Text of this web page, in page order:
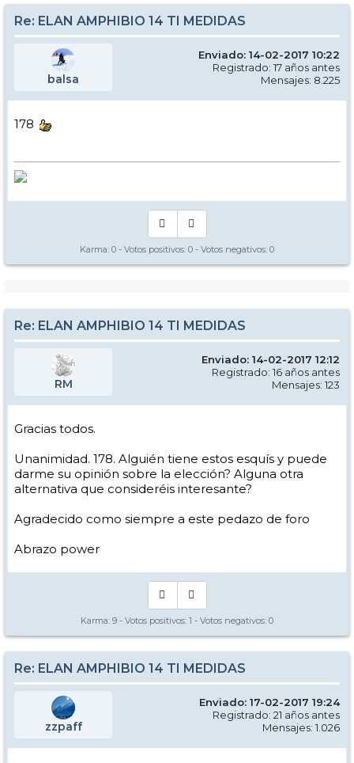
Re: ELAN AMPHIBIO 14 TI MEDIDAS
balsa
Enviado: 14-02-2017 10:22
Registrado: 17 años antes
Mensajes: 8.225
178
Karma: 0 - Votos positivos: 0 - Votos negativos: 0
Re: ELAN AMPHIBIO 14 TI MEDIDAS
RM
Enviado: 14-02-2017 12:12
Registrado: 16 años antes
Mensajes: 123
Gracias todos.
Unanimidad. 178. Alguién tiene estos esquís y puede
darme su opinión sobre la elección? Alguna otra
alternativa que consideréis interesante?
Agradecido como siempre a este pedazo de foro
Abrazo power
Karma: 9 - Votos positivos: 1 - Votos negativos: 0
Re: ELAN AMPHIBIO 14 TI MEDIDAS
zzpaff
Enviado: 17-02-2017 19:24
Registrado: 21 años antes
Mensajes: 1.026